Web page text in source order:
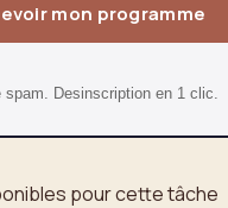
mon programme
spam. Desinscription en 1 clic.
pour cette tâche